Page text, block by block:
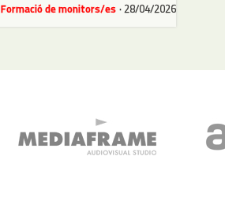
Formació de monitors/es · 28/04/2026